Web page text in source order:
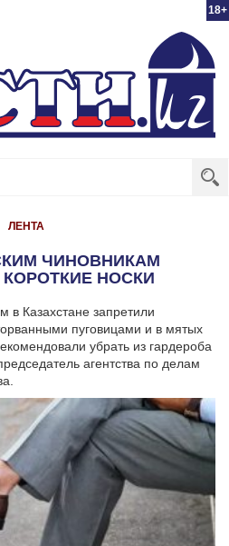
18+
ЛЕНТА
ЧИНОВНИКАМ
НОСКИ
в Казахстане запретили
пуговицами и в мятых
убрать из гардероба
агентства по делам